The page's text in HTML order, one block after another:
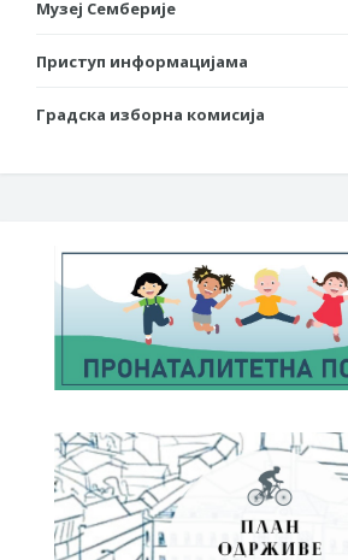
Музеј Семберије
Приступ информацијама
Градска изборна комисија